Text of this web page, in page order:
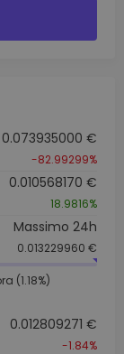
0.073935000 €
-82.99299%
0.010568170 €
18.9816%
Massimo 24h
0.013229960 €
(1.18%)
0.012809271 €
-1.84%